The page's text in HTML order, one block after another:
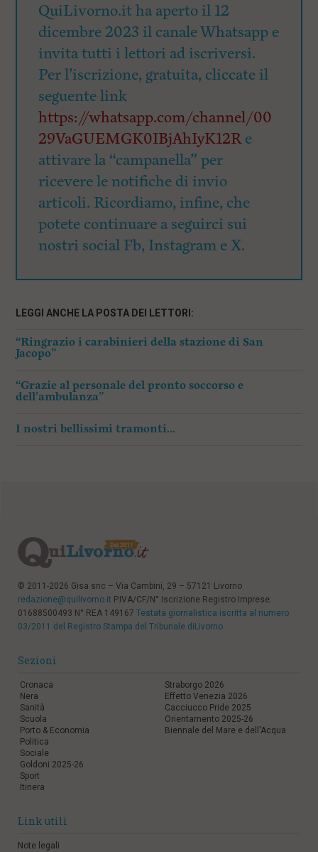
QuiLivorno.it ha aperto il 12
dicembre 2023 il canale Whatsapp e
invita tutti i lettori ad iscriversi.
Per l’iscrizione, gratuita, cliccate il
seguente link
https://whatsapp.com/channel/00
29VaGUEMGK0IBjAhIyK12Re
attivare la “campanella” per
ricevere le notifiche di invio
articoli. Ricordiamo, infine, che
potete continuare a seguirci sui
nostri social Fb, Instagram e X.
LEGGI ANCHE LA POSTA DEI LETTORI:
“Ringrazio i carabinieri della stazione di San
Jacopo”
“Grazie al personale del pronto soccorso e
dell’ambulanza”
I nostri bellissimi tramonti…
© 2011-2026 Gisa snc – Via Cambini, 29 – 57121 Livorno
redazione@quilivorno.it P.IVA/CF/N° Iscrizione Registro Imprese:
01688500493 N° REA 149167 Testata giornalistica iscritta al numero
03/2011 del Registro Stampa del Tribunale diLivorno
Sezioni
Cronaca
Nera
Sanità
Scuola
Porto & Economia
Politica
Sociale
Goldoni 2025-26
Sport
Itinera
Straborgo 2026
Effetto Venezia 2026
Cacciucco Pride 2025
Orientamento 2025-26
Biennale del Mare e dell'Acqua
Link utili
Note legali